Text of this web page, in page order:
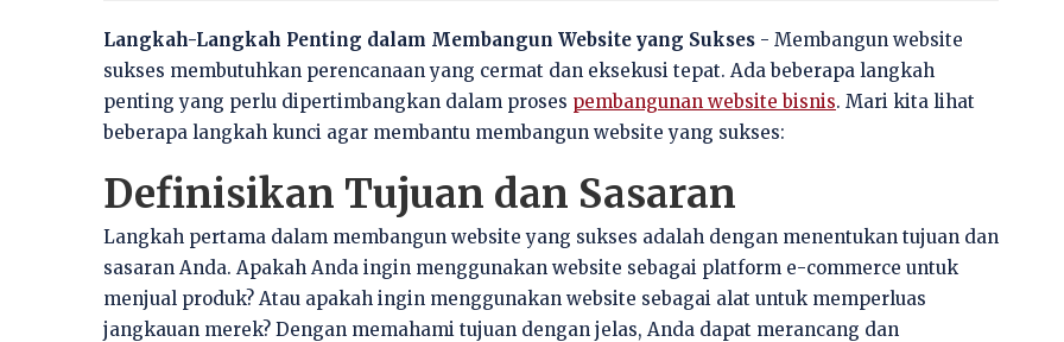
Langkah-Langkah Penting dalam Membangun Website yang Sukses - Membangun website
sukses membutuhkan perencanaan yang cermat dan eksekusi tepat. Ada beberapa langkah
penting yang perlu dipertimbangkan dalam proses pembangunan website bisnis. Mari kita lihat
beberapa langkah kunci agar membantu membangun website yang sukses:
Definisikan Tujuan dan Sasaran
Langkah pertama dalam membangun website yang sukses adalah dengan menentukan tujuan dan
sasaran Anda. Apakah Anda ingin menggunakan website sebagai platform e-commerce untuk
menjual produk? Atau apakah ingin menggunakan website sebagai alat untuk memperluas
jangkauan merek? Dengan memahami tujuan dengan jelas, Anda dapat merancang dan